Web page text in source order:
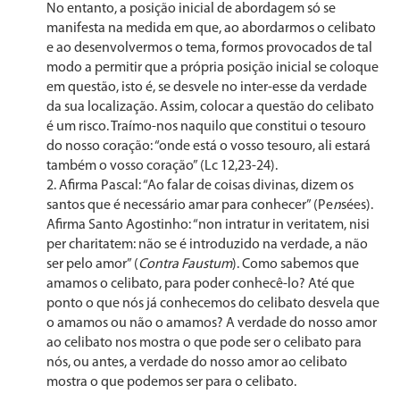
No entanto, a posição inicial de abor­dagem só se
manifesta na medida em que, ao abordarmos o celibato
e ao desenvolvermos o tema, formos provocados de tal
modo a permitir que a própria posição inicial se co­loque
em questão, isto é, se desvele no inter-esse da ver­dade
da sua localização. Assim, colocar a questão do celi­bato
é um risco. Traímo-nos naquilo que constitui o tesou­ro
do nosso coração: “onde está o vosso tesouro, ali estará
também o vosso coração” (Lc 12,23-24).
Afirma Pascal: “Ao falar de coisas divinas, dizem os
santos que é necessário amar para conhecer” (Pensées).
Afirma Santo Agostinho: “non intratur in veritatem, nisi
per charitatem: não se é introduzido na verdade, a não
ser pelo amor” (Contra Faustum). Como sabemos que
ama­mos o celibato, para poder conhecê-lo? Até que
ponto o que nós já conhecemos do celibato desvela que
o amamos ou não o amamos? A verdade do nosso amor
ao celibato nos mostra o que pode ser o celibato para
nós, ou antes, a verdade do nosso amor ao celibato
mostra o que pode­mos ser para o celibato.